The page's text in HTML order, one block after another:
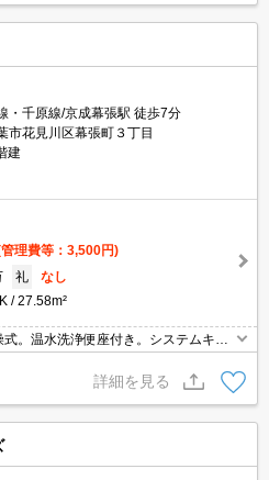
・千原線/京成幕張駅 徒歩7分
市花見川区幕張町３丁目
建
理費等：3,500円)
礼
なし
27.58m²
。温水洗浄便座付き。システムキッ
詳細を見る